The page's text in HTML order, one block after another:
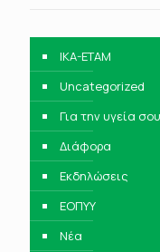
IKA-ETAM
Uncategorized
Για την υγεία σου
Διάφορα
Εκδηλώσεις
ΕΟΠΥΥ
Νέα